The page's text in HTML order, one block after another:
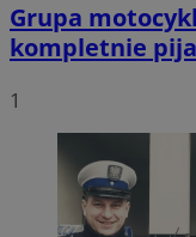
Grupa
kompletnie
1